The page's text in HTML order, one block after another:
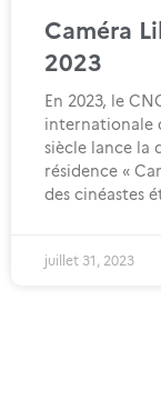
Caméra
2023
En 2023, le
internationale
siècle lance la
résidence «
des cinéastes
juillet 31, 2023